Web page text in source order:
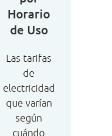
Horario
de Uso
Las tarifas
de
electricidad
que varían
según
cuándo